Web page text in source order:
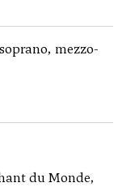
mezzo-
du Monde,